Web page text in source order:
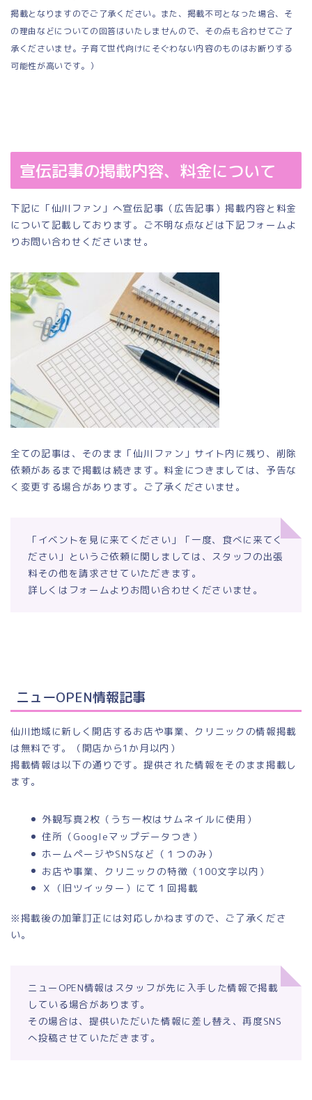
掲載となりますのでご了承ください。また、掲載不可となった場合、そ
の理由などについての回答はいたしませんので、その点も合わせてご了
承くださいませ。子育て世代向けにそぐわない内容のものはお断りする
可能性が高いです。）
宣伝記事の掲載内容、料金について
下記に「仙川ファン」へ宣伝記事（広告記事）掲載内容と料金
について記載しております。ご不明な点などは下記フォームよ
りお問い合わせくださいませ。
全ての記事は、そのまま「仙川ファン」サイト内に残り、削除
依頼があるまで掲載は続きます。料金につきましては、予告な
く変更する場合があります。ご了承くださいませ。
「イベントを見に来てください」「一度、食べに来てく
ださい」というご依頼に関しましては、スタッフの出張
料その他を請求させていただきます。
詳しくはフォームよりお問い合わせくださいませ。
ニューOPEN情報記事
仙川地域に新しく開店するお店や事業、クリニックの情報掲載
は無料です。（開店から1か月以内）
掲載情報は以下の通りです。提供された情報をそのまま掲載し
ます。
外観写真2枚（うち一枚はサムネイルに使用）
住所（Googleマップデータつき）
ホームページやSNSなど（１つのみ）
お店や事業、クリニックの特徴（100文字以内）
Ｘ（旧ツイッター）にて１回掲載
※掲載後の加筆訂正には対応しかねますので、ご了承くださ
い。
ニューOPEN情報はスタッフが先に入手した情報で掲載
している場合があります。
その場合は、提供いただいた情報に差し替え、再度SNS
へ投稿させていただきます。